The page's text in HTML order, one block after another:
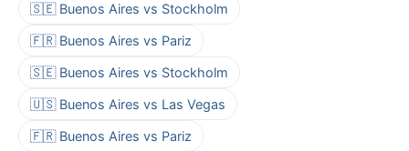
🇸🇪 Buenos Aires vs Stockholm
🇫🇷 Buenos Aires vs Pariz
🇸🇪 Buenos Aires vs Stockholm
🇺🇸 Buenos Aires vs Las Vegas
🇫🇷 Buenos Aires vs Pariz